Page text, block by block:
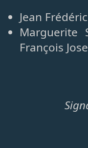
Jean
Marguerite
François